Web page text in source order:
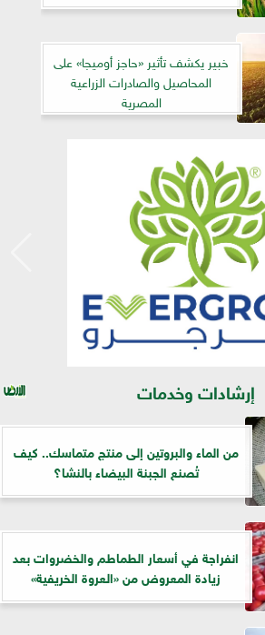
خبير يكشف تأثير «حاجز أوميجا» على
المحاصيل والصادرات الزراعية
المصرية
إرشادات وخدمات
من الماء والبروتين إلى منتج متماسك.. كيف
تُصنع الجبنة البيضاء بالنشا؟
انفراجة في أسعار الطماطم والخضروات بعد
زيادة المعروض من «العروة الخريفية»